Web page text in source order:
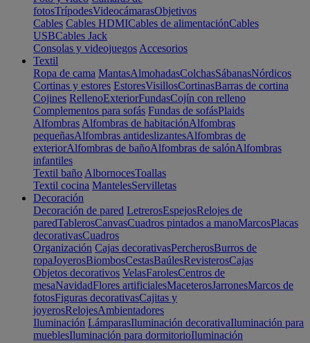
fotosTrípodesVideocámarasObjetivos
Cables Cables HDMICables de alimentaciónCables
USBCables Jack
Consolas y videojuegos Accesorios
Textil
Ropa de cama MantasAlmohadasColchasSábanasNórdicos
Cortinas y estores EstoresVisillosCortinasBarras de cortina
Cojines RellenoExteriorFundasCojín con relleno
Complementos para sofás Fundas de sofásPlaids
Alfombras Alfombras de habitaciónAlfombras
pequeñasAlfombras antideslizantesAlfombras de
exteriorAlfombras de bañoAlfombras de salónAlfombras
infantiles
Textil baño AlbornocesToallas
Textil cocina MantelesServilletas
Decoración
Decoración de pared LetrerosEspejosRelojes de
paredTablerosCanvasCuadros pintados a manoMarcosPlacas
decorativasCuadros
Organización Cajas decorativasPercherosBurros de
ropaJoyerosBiombosCestasBaúlesRevisterosCajas
Objetos decorativos VelasFarolesCentros de
mesaNavidadFlores artificialesMaceterosJarronesMarcos de
fotosFiguras decorativasCajitas y
joyerosRelojesAmbientadores
Iluminación LámparasIluminación decorativaIluminación para
mueblesIluminación para dormitorioIluminación